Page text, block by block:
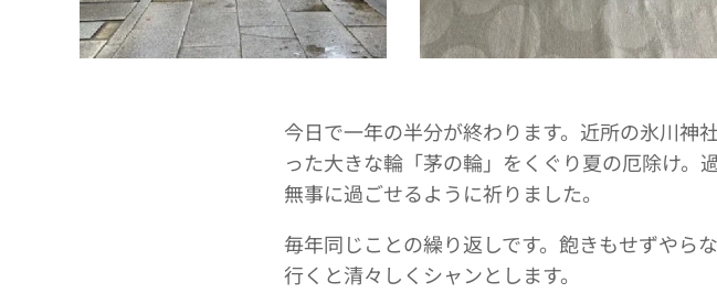
今日で一年の半分が終わります。近所の氷川神
った大きな輪「茅の輪」をくぐり夏の厄除け。
無事に過ごせるように祈りました。
毎年同じことの繰り返しです。飽きもせずやら
行くと清々しくシャンとします。